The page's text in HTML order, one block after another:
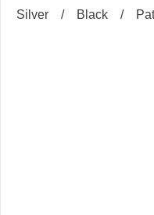
Silver / Black /